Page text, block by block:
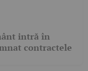
intră în
contractele